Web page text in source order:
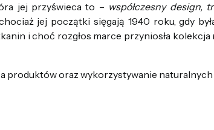
jej przyświeca to – współczesny design,
jej początki sięgają 1940 roku, gdy
i choć rozgłos marce przyniosła kolekcja
produktów oraz wykorzystywanie naturalnych